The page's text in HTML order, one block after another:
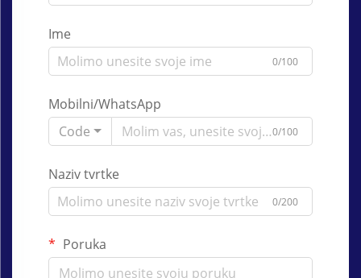
Ime
0/100
Mobilni/WhatsApp
Code
0/100
Naziv tvrtke
0/200
Poruka